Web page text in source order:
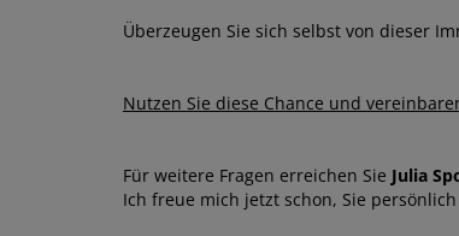
Überzeugen Sie sich selbst von dieser
Nutzen Sie diese Chance und
Für weitere Fragen erreichen Sie Julia
Ich freue mich jetzt schon, Sie